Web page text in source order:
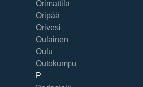
Orimattila
Oripää
Orivesi
Oulainen
Oulu
Outokumpu
P